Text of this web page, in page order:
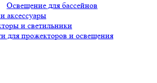
Освещение для бассейнов
аксессуары
и светильники
для прожекторов и освещения